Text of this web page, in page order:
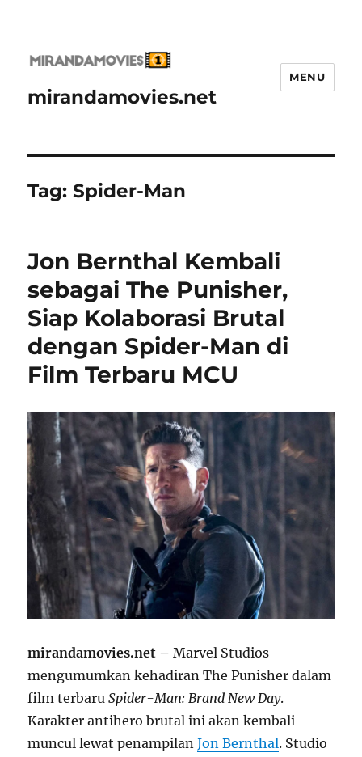
mirandamovies.net
MENU
Tag:Spider-Man
Jon Bernthal Kembali
sebagai The Punisher,
Siap Kolaborasi Brutal
dengan Spider-Man di
Film Terbaru MCU
mirandamovies.net –Marvel Studios
mengumumkan kehadiran The Punisher dalam
film terbaruSpider-Man: Brand New Day.
Karakter antihero brutal ini akan kembali
muncul lewat penampilanJon Bernthal. Studio